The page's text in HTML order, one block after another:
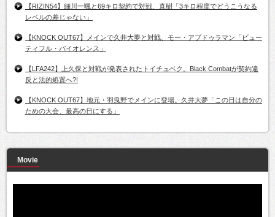
【RIZIN54】細川一颯と69キロ契約で対戦、直樹「3キロ程度でどうこうなる
レベルの差じゃない」
【KNOCK OUT67】メインで久井大夢と対戦、モー・アブドゥラマン「ビュー
ティフル・バイオレンス」
【LFA242】上久保と対戦が発表されたトイチュベク。Black Combatが契約違
反と法的処置へ?!
【KNOCK OUT67】地元・羽曳野でメインに登場。久井大夢「この日は自分の
ための大会、最高の日にする」
Movie